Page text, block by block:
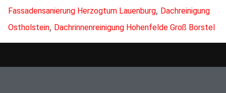
Fassadensanierung Herzogtum Lauenburg, Dachreinigung
Ostholstein, Dachrinnenreinigung Hohenfelde Groß Borstel